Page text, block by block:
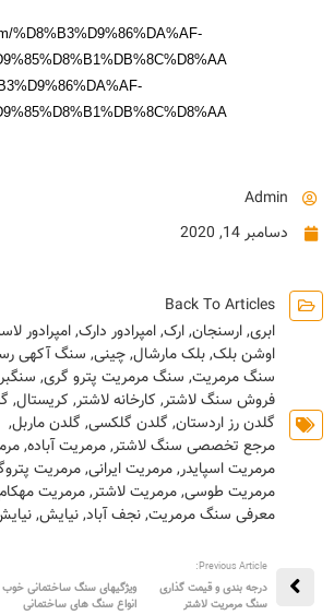
%D8%B3%D9%86%DA%AF-
Admin
دسامبر 14, 2020
Back To Articles
ابری,ارسنجان,ارک,امپرادور دارک,امپرادور
اوشن بلک,بلک مارشال,چینی, سنگ آکهی
سنگ مرمریت, سنگ مرمریت پترو گری,
فروش سنگ لاشتر, کارخانه لاشتر, کریستال,
گلدن رز اردستان, گلدن گلکسی, گلدن ماربل,
مرجع تخصصی سنگ لاشتر,مرمریت آباده,
مرمریت اسپایدر,مرمریت ایرانی,مرمریت
مرمریت طوسی,مرمریت لاشتر,مرمریت
معرفی سنگ مرمریت,نجف آباد,نیایش,
Previous Article:
درجه بندی و قیمت گذاری
سنگ مرمریت لاشتر
ویژگیهای سنگ ساختمانی خوب
انواع سنگ های ساختمانی